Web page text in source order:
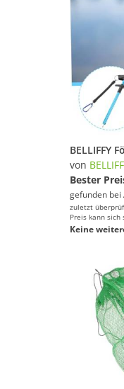
von
Bester
gefunden bei
zuletzt
Preis kann
Keine